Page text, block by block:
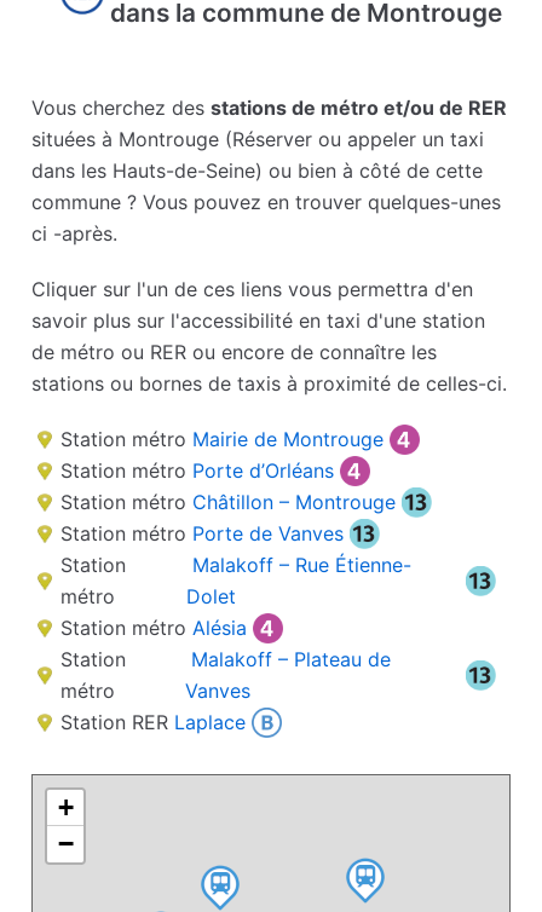
dans la commune de Montrouge
Vous cherchez desstations de métro et/ou de RER
situées à Montrouge (Réserver ou appeler un taxi
dans les Hauts-de-Seine) ou bien à côté de cette
commune ? Vous pouvez en trouver quelques-unes
ci -après.
Cliquer sur l'un de ces liens vous permettra d'en
savoir plus sur l'accessibilité en taxi d'une station
de métro ou RER ou encore de connaître les
stations ou bornes de taxis à proximité de celles-ci.
Station métro Mairie de Montrouge
Station métro Porte d’Orléans
Station métro Châtillon – Montrouge
Station métro Porte de Vanves
Station
métro
Malakoff – Rue Étienne-
Dolet
Station métro Alésia
Station
métro
Malakoff – Plateau de
Vanves
Station RER Laplace
+
−